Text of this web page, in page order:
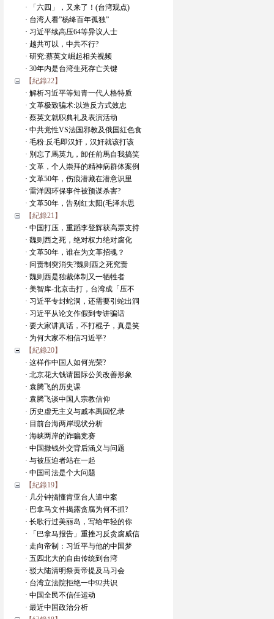
· 「六四」，又来了！(台湾观点)
· 台湾人看”杨绛百年孤独”
· 习近平续高压64等异议人士
· 越共可以，中共不行?
· 研究:蔡英文崛起相关视频
· 30年内是台湾生死存亡关键
【紀錄22】
· 解析习近平等知青一代人格特质
· 文革极致骗术:以造反方式效忠
· 蔡英文就职典礼及表演活动
· 中共党性VS法国邪教及俄国紅色食
· 毛粉:反毛即汉奸，汉奸就该打该
· 別忘了馬英九，卸任前馬自我搞笑
· 文革，个人崇拜的精神病群体案例
· 文革50年，伤痕潜藏在潜意识里
· 雷洋因环保事件被预谋杀害?
· 文革50年，告别红太阳(毛泽东思
【紀錄21】
· 中国打压，重蹈李登辉获高票支持
· 魏则西之死，绝对权力绝对腐化
· 文革50年，谁在为文革招魂？
· 问责制突消失?魏则西之死究责
· 魏则西是独裁体制又一牺牲者
· 美智库-北京击打，台湾成「压不
· 习近平专封蛇洞，还需要引蛇出洞
· 习近平从论文作假到专讲骗话
· 要大家讲真话，不打棍子，真是笑
· 为何大家不相信习近平?
【紀錄20】
· 这样作中国人如何光荣?
· 北京花大钱请国际公关改善形象
· 袁腾飞的历史课
· 袁腾飞谈中国人宗教信仰
· 历史虚无主义与戚本禹回忆录
· 目前台海两岸现状分析
· 海峡两岸的诈骗竞赛
· 中国撒钱外交背后涵义与问题
· 与被压迫者站在一起
· 中国司法是个大问题
【紀錄19】
· 几分钟搞懂肯亚台人遣中案
· 巴拿马文件揭露贪腐为何不抓?
· 长歌行过美丽岛，写给年轻的你
· 「巴拿马报告」重挫习反贪腐威信
· 走向帝制：习近平与他的中国梦
· 五四北大的自由传统到台湾
· 驳大陆清明祭黄帝提及马习会
· 台湾立法院拒绝一中92共识
· 中国全民不信任运动
· 最近中国政治分析